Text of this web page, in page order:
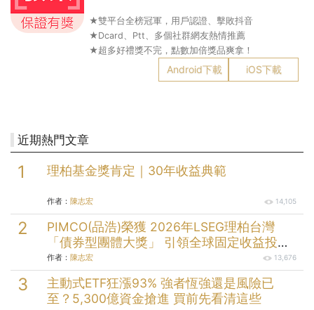
★雙平台全榜冠軍，用戶認證、擊敗抖音
★Dcard、Ptt、多個社群網友熱情推薦
★超多好禮獎不完，點數加倍獎品爽拿！
Android下載 iOS下載
近期熱門文章
理柏基金獎肯定｜30年收益典範
作者： 陳志宏 14,105
PIMCO(品浩)榮獲 2026年LSEG理柏台灣
「債券型團體大獎」 引領全球固定收益投資
逾半世紀的投資實力
作者： 陳志宏 13,676
主動式ETF狂漲93% 強者恆強還是風險已
至？5,300億資金搶進 買前先看清這些